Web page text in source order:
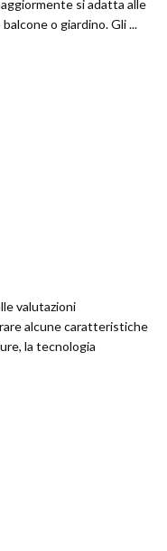
si adatta alle
o giardino. Gli ...
valutazioni
alcune caratteristiche
la tecnologia